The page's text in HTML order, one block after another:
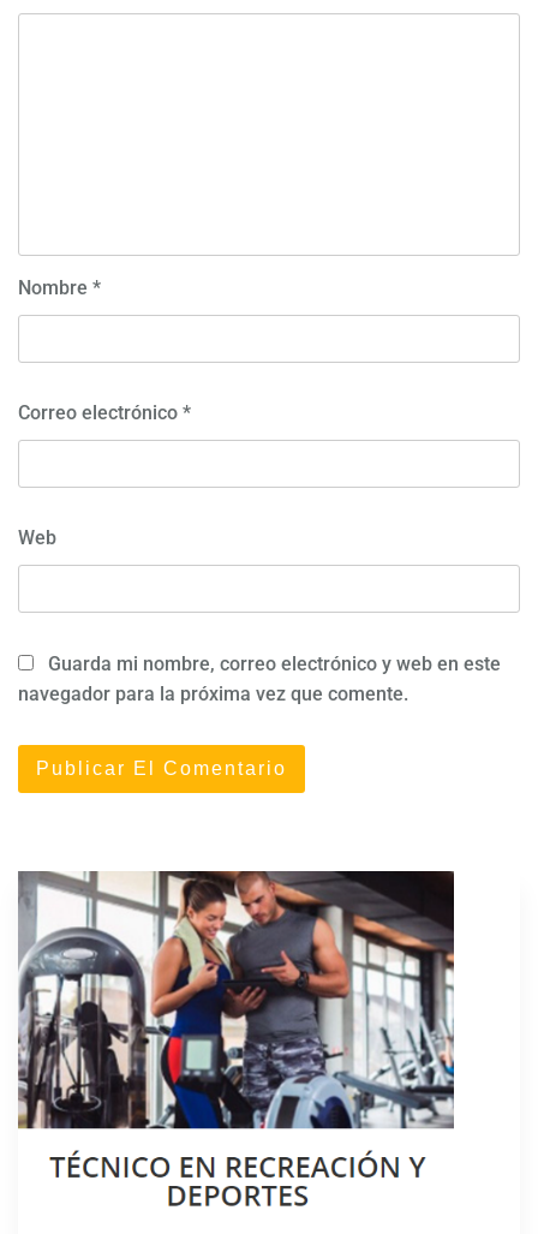
Nombre *
Correo electrónico *
Web
Guarda mi nombre, correo electrónico y web en este
navegador para la próxima vez que comente.